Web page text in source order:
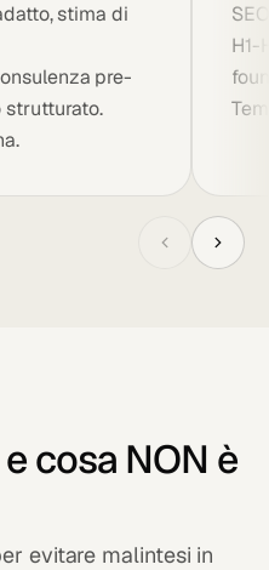
stima di
pre-
strutturato.
H1-
e cosa NON è
evitare malintesi in